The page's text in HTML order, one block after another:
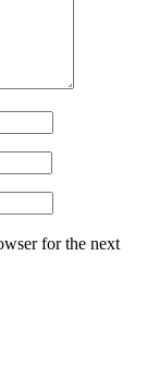
for the next